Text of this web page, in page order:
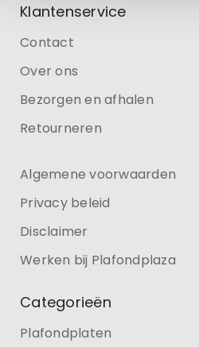
Klantenservice
Contact
Over ons
Bezorgen en afhalen
Retourneren
Algemene voorwaarden
Privacy beleid
Disclaimer
Werken bij Plafondplaza
Categorieën
Plafondplaten